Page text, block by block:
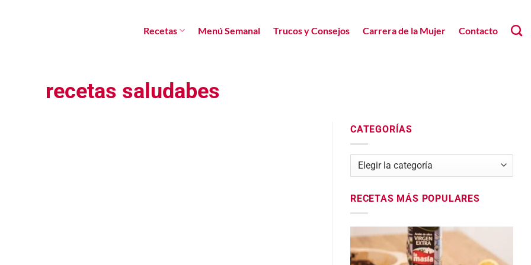
Recetas Menú Semanal Trucos y Consejos Carrera de la Mujer Contacto
recetas saludabes
CATEGORÍAS
Categorías
RECETAS MÁS POPULARES